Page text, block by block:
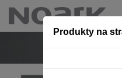
Produkty na